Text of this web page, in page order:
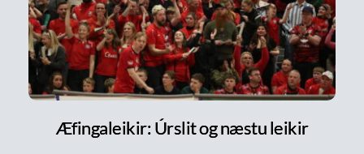
Æfingaleikir: Úrslit og næstu leikir